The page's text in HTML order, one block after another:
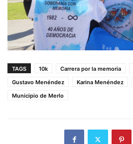
TAGS 10k Carrera por la memoria
Gustavo Menéndez
Karina Menéndez
Municipio de Merlo